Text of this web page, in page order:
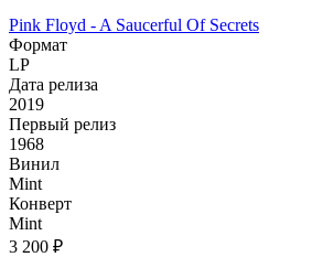
Pink Floyd - A Saucerful Of Secrets
Формат
LP
Дата релиза
2019
Первый релиз
1968
Винил
Mint
Конверт
Mint
3 200 ₽